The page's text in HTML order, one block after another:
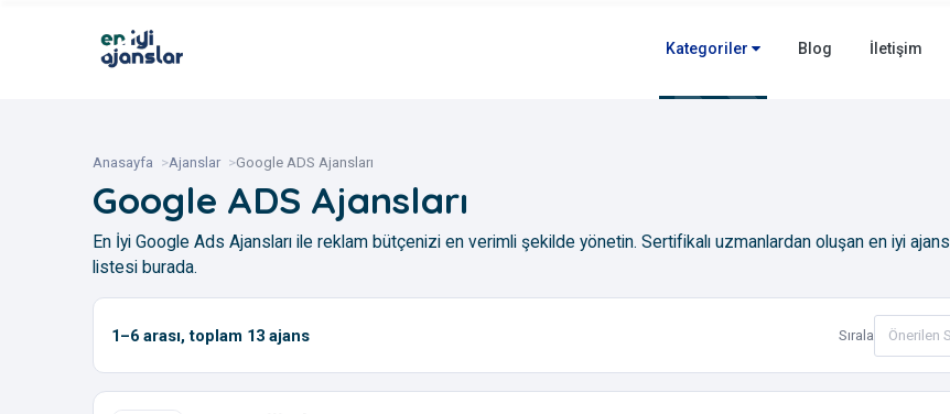
Kategoriler Blog İletişim
Anasayfa Ajanslar Google ADS Ajansları
Google ADS Ajansları
En İyi Google Ads Ajansları ile reklam bütçenizi en verimli şekilde yönetin. Sertifikalı uzmanlardan oluşan en iyi ajans
listesi burada.
1–6 arası, toplam 13 ajans Sırala